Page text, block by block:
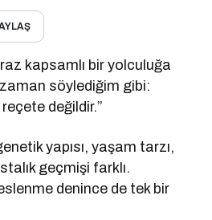
kapsamlı bir yolculuğa
zaman söylediğim gibi:
değildir.”
yapısı, yaşam tarzı,
geçmişi farklı.
denince de tek bir